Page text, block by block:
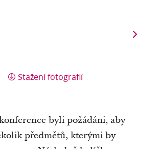
Stažení fotografií
byli požádáni, aby
předmětů, kterými by